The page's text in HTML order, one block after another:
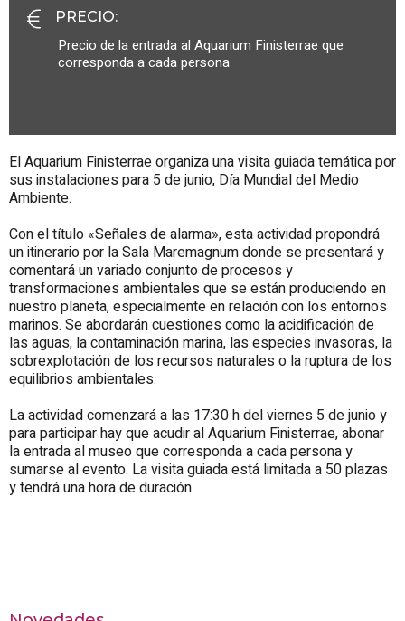
PRECIO:
Precio de la entrada al Aquarium Finisterrae que
corresponda a cada persona
El Aquarium Finisterrae organiza una visita guiada temática por
sus instalaciones para 5 de junio, Día Mundial del Medio
Ambiente.
Con el título «Señales de alarma», esta actividad propondrá
un itinerario por la Sala Maremagnum donde se presentará y
comentará un variado conjunto de procesos y
transformaciones ambientales que se están produciendo en
nuestro planeta, especialmente en relación con los entornos
marinos. Se abordarán cuestiones como la acidificación de
las aguas, la contaminación marina, las especies invasoras, la
sobrexplotación de los recursos naturales o la ruptura de los
equilibrios ambientales.
La actividad comenzará a las 17:30 h del viernes 5 de junio y
para participar hay que acudir al Aquarium Finisterrae, abonar
la entrada al museo que corresponda a cada persona y
sumarse al evento. La visita guiada está limitada a 50 plazas
y tendrá una hora de duración.